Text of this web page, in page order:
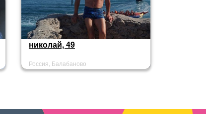
николай, 49
Россия, Балабаново